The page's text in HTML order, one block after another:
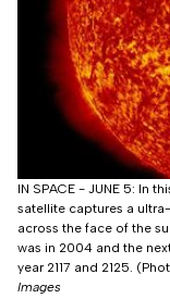
IN SPACE - JUNE 5: In
satellite captures a
across the face of the
was in 2004 and the
year 2117 and 2125.
Images